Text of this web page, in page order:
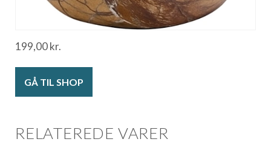
199,00kr.
GÅ TIL SHOP
RELATEREDE VARER